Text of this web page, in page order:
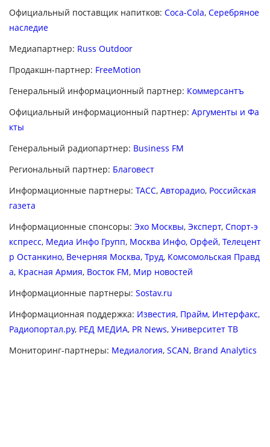
Официальный поставщик напитков: Coca-Cola, Серебряное
наследие
Медиапартнер: Russ Outdoor
Продакшн-партнер: FreeMotion
Генеральный информационный партнер: Коммерсантъ
Официальный информационный партнер: Аргументы и Фа
кты
Генеральный радиопартнер: Business FM
Региональный партнер: Благовест
Информационные партнеры: ТАСС, Авторадио, Российская
газета
Информационные спонсоры: Эхо Москвы, Эксперт, Спорт-э
кспресс, Медиа Инфо Групп, Москва Инфо, Орфей, Телецент
р Останкино, Вечерняя Москва, Труд, Комсомольская Правд
а, Красная Армия, Восток FM, Мир новостей
Информационные партнеры: Sostav.ru
Информационная поддержка: Известия, Прайм, Интерфакс,
Радиопортал.ру, РЕД МЕДИА, PR News, Университет ТВ
Мониторинг-партнеры: Медиалогия, SCAN, Brand Analytics